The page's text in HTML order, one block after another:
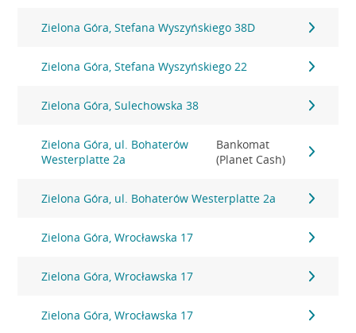
Zielona Góra, Stefana Wyszyńskiego 38D
Zielona Góra, Stefana Wyszyńskiego 22
Zielona Góra, Sulechowska 38
Zielona Góra, ul. Bohaterów
Westerplatte 2a
Bankomat
(Planet Cash)
Zielona Góra, ul. Bohaterów Westerplatte 2a
Zielona Góra, Wrocławska 17
Zielona Góra, Wrocławska 17
Zielona Góra, Wrocławska 17